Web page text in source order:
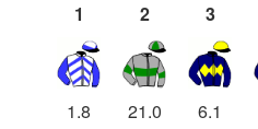
1 2 3
1.8 21.0 6.1